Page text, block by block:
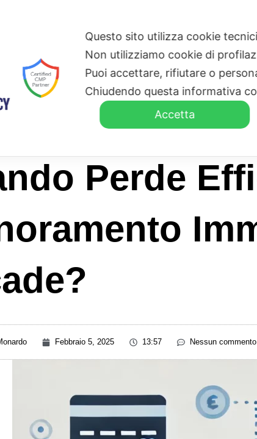
Perde
Febbraio 5, 2025 13:57 Nessun commento
Questo sito utilizza cookie
Non utilizziamo cookie di
Puoi accettare, rifiutare o
Chiudendo questa informativa
Accetta